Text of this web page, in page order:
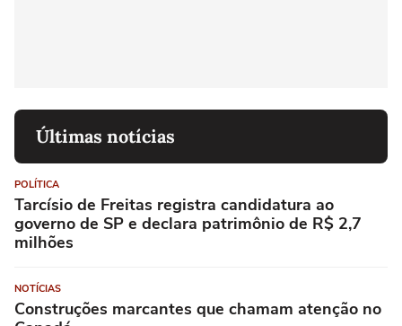
Últimas notícias
POLÍTICA
Tarcísio de Freitas registra candidatura ao
governo de SP e declara patrimônio de R$ 2,7
milhões
NOTÍCIAS
Construções marcantes que chamam atenção no